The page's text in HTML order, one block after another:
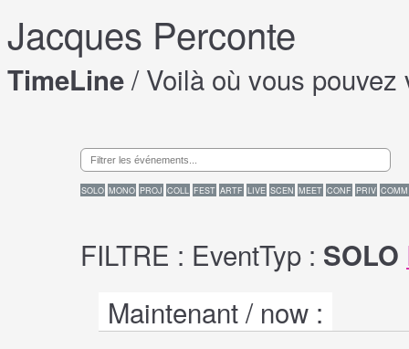
Jacques Perconte
TimeLine/ Voilà où vous
SOLO MONO PROJ COLL FEST ARTF LIVE SCEN MEET CONF PRIV COMM
FILTRE : EventTyp : SOLO
Maintenant / now :